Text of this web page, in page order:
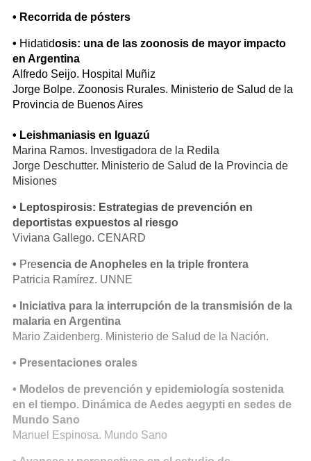
• Recorrida de pósters
• Hidatidosis: una de las zoonosis de mayor impacto
en Argentina
Alfredo Seijo. Hospital Muñiz
Jorge Bolpe. Zoonosis Rurales. Ministerio de Salud de la
Provincia de Buenos Aires
• Leishmaniasis en Iguazú
Marina Ramos. Investigadora de la Redila
Jorge Deschutter. Ministerio de Salud de la Provincia de
Misiones
• Leptospirosis: Estrategias de prevención en
deportistas expuestos al riesgo
Viviana Gallego. CENARD
• Presencia de Anopheles en la triple frontera
Patricia Ramírez. UNNE
• Iniciativa para la interrupción de la transmisión de la
malaria en Argentina
Mario Zaidenberg. Ministerio de Salud de la Nación.
• Presentaciones orales
• Modelos de prevención y epidemiología sostenida
en el tiempo. Dinámica de Aedes aegypti en sedes de
Mundo Sano
Manuel Espinosa. Mundo Sano